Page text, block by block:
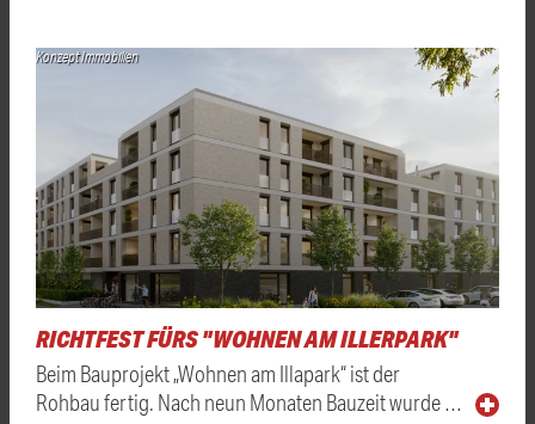
Konzept Immobilien
RICHTFEST FÜRS "WOHNEN AM ILLERPARK"
Beim Bauprojekt „Wohnen am Illapark“ ist der
Rohbau fertig. Nach neun Monaten Bauzeit wurde …